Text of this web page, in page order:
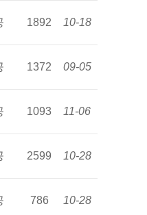
1892 10-18
1372 09-05
1093 11-06
2599 10-28
786 10-28